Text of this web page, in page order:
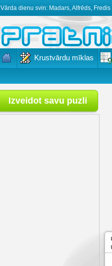
Vārda dienu svin: Madars, Alfrēds, Fredis
Krustvārdu mīklas
Izveidot savu puzli